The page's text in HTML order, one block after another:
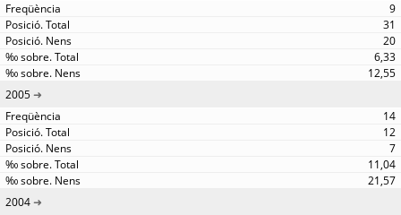
9
31
20
6,33
12,55
2005
14
12
7
11,04
21,57
2004